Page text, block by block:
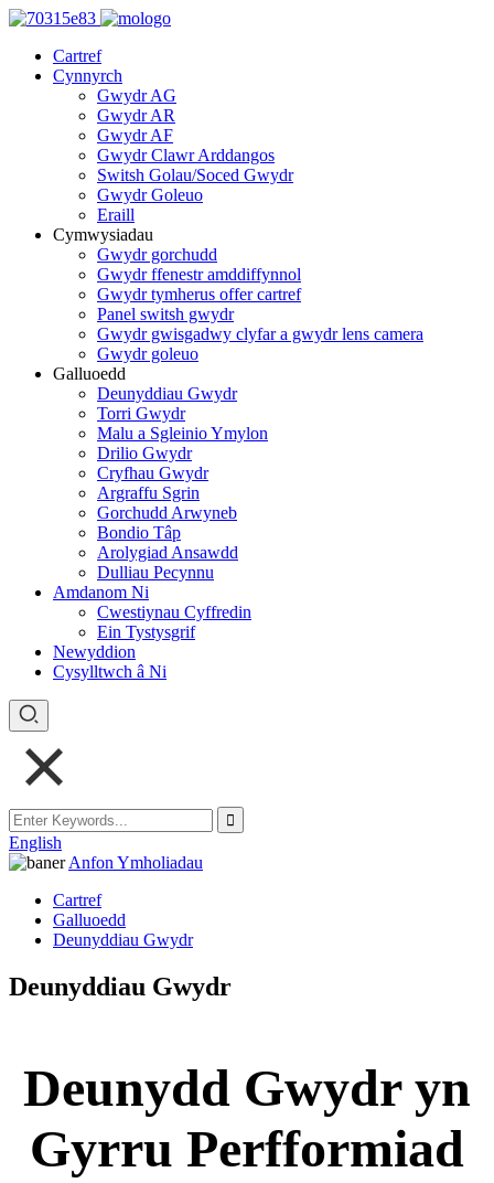
Cartref
Cynnyrch
Gwydr AG
Gwydr AR
Gwydr AF
Gwydr Clawr Arddangos
Switsh Golau/Soced Gwydr
Gwydr Goleuo
Eraill
Cymwysiadau
Gwydr gorchudd
Gwydr ffenestr amddiffynnol
Gwydr tymherus offer cartref
Panel switsh gwydr
Gwydr gwisgadwy clyfar a gwydr lens camera
Gwydr goleuo
Galluoedd
Deunyddiau Gwydr
Torri Gwydr
Malu a Sgleinio Ymylon
Drilio Gwydr
Cryfhau Gwydr
Argraffu Sgrin
Gorchudd Arwyneb
Bondio Tâp
Arolygiad Ansawdd
Dulliau Pecynnu
Amdanom Ni
Cwestiynau Cyffredin
Ein Tystysgrif
Newyddion
Cysylltwch â Ni
English
Anfon Ymholiadau
Cartref
Galluoedd
Deunyddiau Gwydr
Deunyddiau Gwydr
Deunydd Gwydr yn
Gyrru Perfformiad